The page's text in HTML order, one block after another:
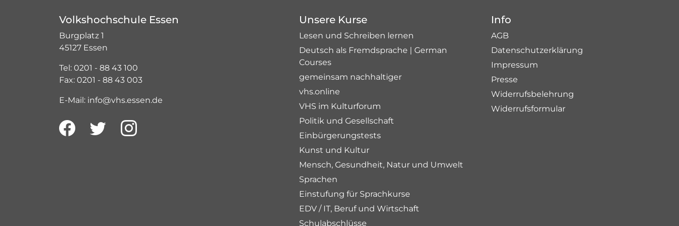
Volkshochschule Essen
Burgplatz 1
45127 Essen
Tel: 0201 - 88 43 100
Fax: 0201 - 88 43 003
E-Mail: info@vhs.essen.de
Unsere Kurse
Lesen und Schreiben lernen
Deutsch als Fremdsprache | German
Courses
gemeinsam nachhaltiger
vhs.online
VHS im Kulturforum
Politik und Gesellschaft
Einbürgerungstests
Kunst und Kultur
Mensch, Gesundheit, Natur und Umwelt
Sprachen
Einstufung für Sprachkurse
EDV / IT, Beruf und Wirtschaft
Schulabschlüsse
Info
AGB
Datenschutzerklärung
Impressum
Presse
Widerrufsbelehrung
Widerrufsformular